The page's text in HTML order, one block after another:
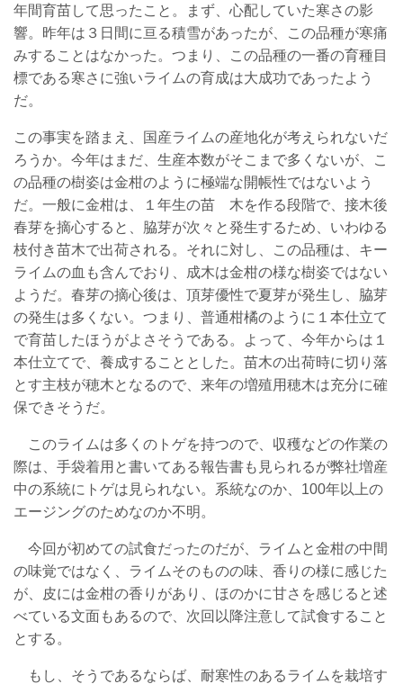
年間育苗して思ったこと。まず、心配していた寒さの影
響。昨年は３日間に亘る積雪があったが、この品種が寒痛
みすることはなかった。つまり、この品種の一番の育種目
標である寒さに強いライムの育成は大成功であったよう
だ。
この事実を踏まえ、国産ライムの産地化が考えられないだ
ろうか。今年はまだ、生産本数がそこまで多くないが、こ
の品種の樹姿は金柑のように極端な開帳性ではないよう
だ。一般に金柑は、１年生の苗 木を作る段階で、接木後
春芽を摘心すると、脇芽が次々と発生するため、いわゆる
枝付き苗木で出荷される。それに対し、この品種は、キー
ライムの血も含んでおり、成木は金柑の様な樹姿ではない
ようだ。春芽の摘心後は、頂芽優性で夏芽が発生し、脇芽
の発生は多くない。つまり、普通柑橘のように１本仕立て
で育苗したほうがよさそうである。よって、今年からは１
本仕立てで、養成することとした。苗木の出荷時に切り落
とす主枝が穂木となるので、来年の増殖用穂木は充分に確
保できそうだ。
このライムは多くのトゲを持つので、収穫などの作業の
際は、手袋着用と書いてある報告書も見られるが弊社増産
中の系統にトゲは見られない。系統なのか、100年以上の
エージングのためなのか不明。
今回が初めての試食だったのだが、ライムと金柑の中間
の味覚ではなく、ライムそのものの味、香りの様に感じた
が、皮には金柑の香りがあり、ほのかに甘さを感じると述
べている文面もあるので、次回以降注意して試食すること
とする。
もし、そうであるならば、耐寒性のあるライムを栽培す